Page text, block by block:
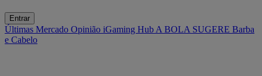
Entrar
Últimas Mercado Opinião iGaming Hub A BOLA SUGERE Barba
e Cabelo